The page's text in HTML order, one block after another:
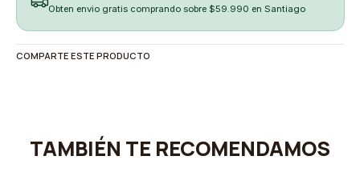
Obten envio gratis comprando sobre $59.990 en Santiago
COMPARTE ESTE PRODUCTO
TAMBIÉN TE RECOMENDAMOS